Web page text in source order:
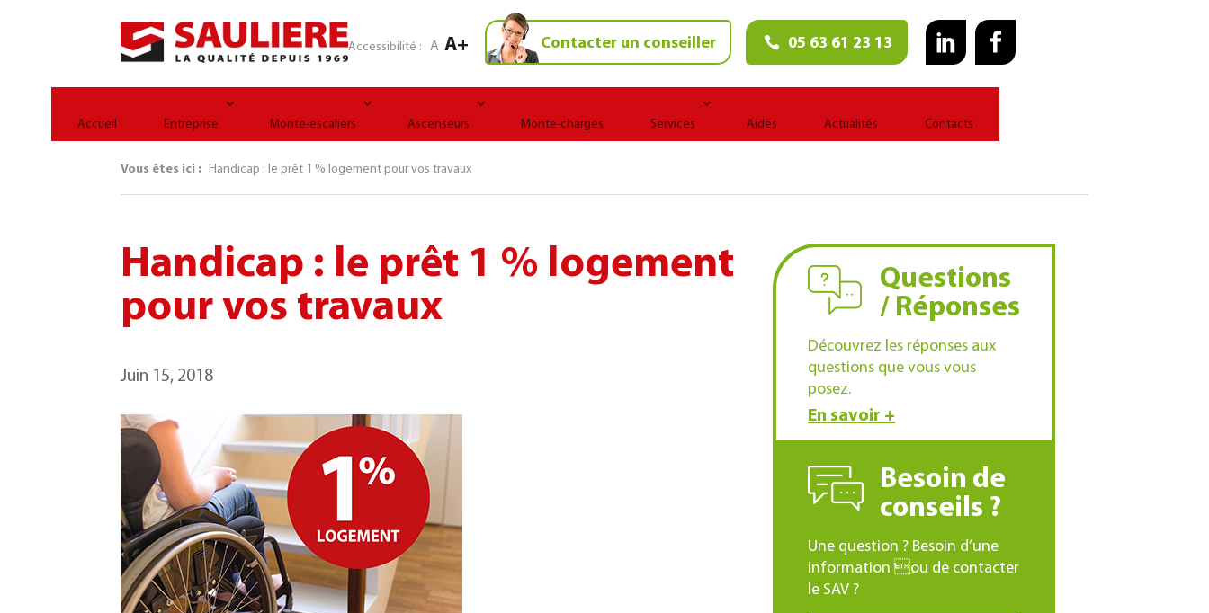
Accessibilité :A A+ Contacter un conseiller 05 63 61 23 13
Accueil Entreprise Monte-escaliers Ascenseurs Monte-charges Services Aides Actualités Contacts
Vous êtes ici : Handicap : le prêt 1 % logement pour vos travaux
Handicap : le prêt 1 % logement
pour vos travaux
Juin 15, 2018
Questions
/ Réponses
Découvrez les réponses aux
questions que vous vous
posez.
En savoir +
Besoin de
conseils ?
Une question ? Besoin d’une
information ou de contacter
le SAV ?